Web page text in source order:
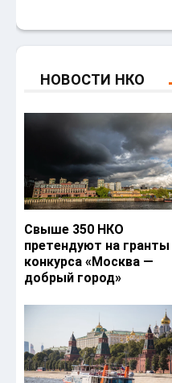
НОВОСТИ НКО
Свыше 350 НКО
претендуют на гранты
конкурса «Москва —
добрый город»